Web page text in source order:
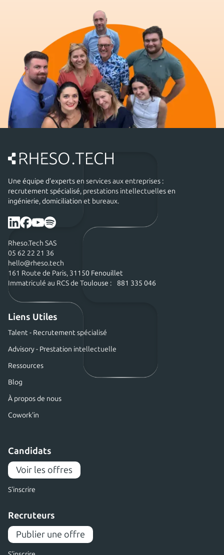
Une équipe d’experts en services aux entreprises :
recrutement spécialisé, prestations intellectuelles en
ingénierie, domiciliation et bureaux.
Rheso.Tech SAS
05 62 22 21 36
hello@rheso.tech
161 Route de Paris, 31150 Fenouillet
Immatriculé au RCS de Toulouse : 881 335 046
Liens Utiles
Talent - Recrutement spécialisé
Advisory - Prestation intellectuelle
Ressources
Blog
À propos de nous
Cowork'in
Candidats
Voir les offres
S'inscrire
Recruteurs
Publier une offre